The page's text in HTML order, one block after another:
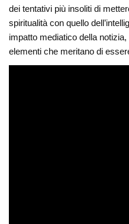
dei tentativi più insoliti di
spiritualità con quello
impatto mediatico della
elementi che meritano di